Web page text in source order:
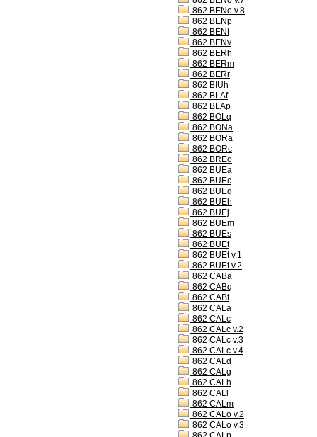
862 BENo v.8
862 BENp
862 BENt
862 BENv
862 BERh
862 BERm
862 BERr
862 BIUh
862 BLAf
862 BLAp
862 BOLq
862 BONa
862 BORa
862 BORc
862 BREo
862 BUEa
862 BUEc
862 BUEd
862 BUEh
862 BUEj
862 BUEm
862 BUEs
862 BUEt
862 BUEt v.1
862 BUEt v.2
862 CABa
862 CABq
862 CABt
862 CALa
862 CALc
862 CALc v.2
862 CALc v.3
862 CALc v.4
862 CALd
862 CALg
862 CALh
862 CALl
862 CALm
862 CALo v.2
862 CALo v.3